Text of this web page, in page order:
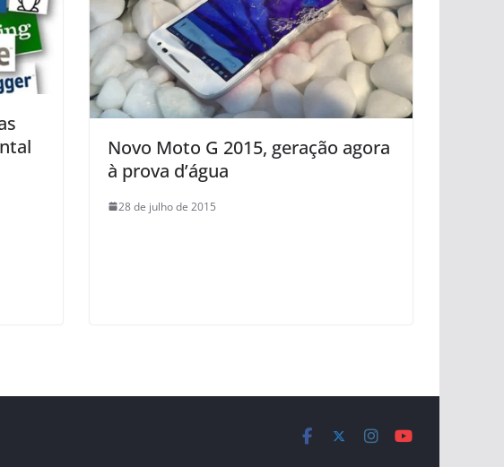
Novo Moto G 2015, geração agora
à prova d’água
28 de julho de 2015